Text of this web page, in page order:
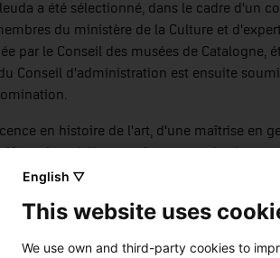
a été sélectionné, dans le cadre d'un
du ministère de la Culture et
par le Conseil des musées de Catalogne,
Conseil d'administration est ensuite
en histoire de l'art, d'une maîtrise en
de troisième cycle en organisation et
Catalunya. Il possède une formation et une
et possède 20 ans d'expérience
publique. Il est directeur
English ▽
This website uses
We use own and third-party cookies to